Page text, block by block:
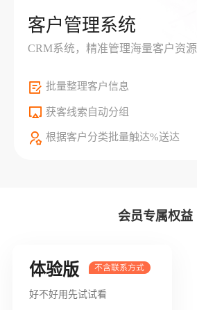
客户管理系统
CRM系统，精准管理海量客户资源
批量整理客户信息
获客线索自动分组
根据客户分类批量触达%送达
会员专属权益
体验版
好不好用先试试看